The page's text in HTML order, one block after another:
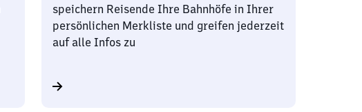
speichern Reisende Ihre Bahnhöfe in Ihrer
persönlichen Merkliste und greifen jederzeit
auf alle Infos zu